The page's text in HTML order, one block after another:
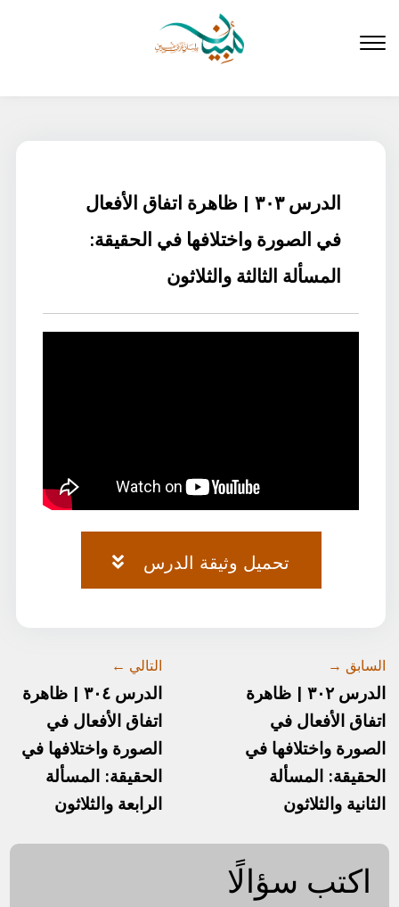
المحتوى
الدرس ٣٠٣ | ظاهرة اتفاق الأفعال
في الصورة واختلافها في الحقيقة:
المسألة الثالثة والثلاثون
تحميل وثيقة الدرس
السابق →
الدرس ٣٠٢ | ظاهرة
اتفاق الأفعال في
الصورة واختلافها في
الحقيقة: المسألة
الثانية والثلاثون
التالي ←
الدرس ٣٠٤ | ظاهرة
اتفاق الأفعال في
الصورة واختلافها في
الحقيقة: المسألة
الرابعة والثلاثون
اكتب سؤالًا